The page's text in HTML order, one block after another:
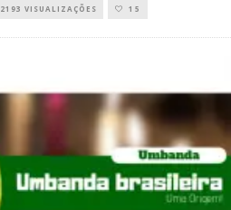
2193 VISUALIZAÇÕES 15